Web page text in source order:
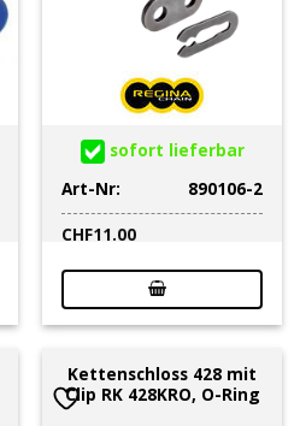
sofort lieferbar
Art-Nr:
890106-2
CHF11.00
Kettenschloss 428 mit
Clip RK 428KRO, O-Ring